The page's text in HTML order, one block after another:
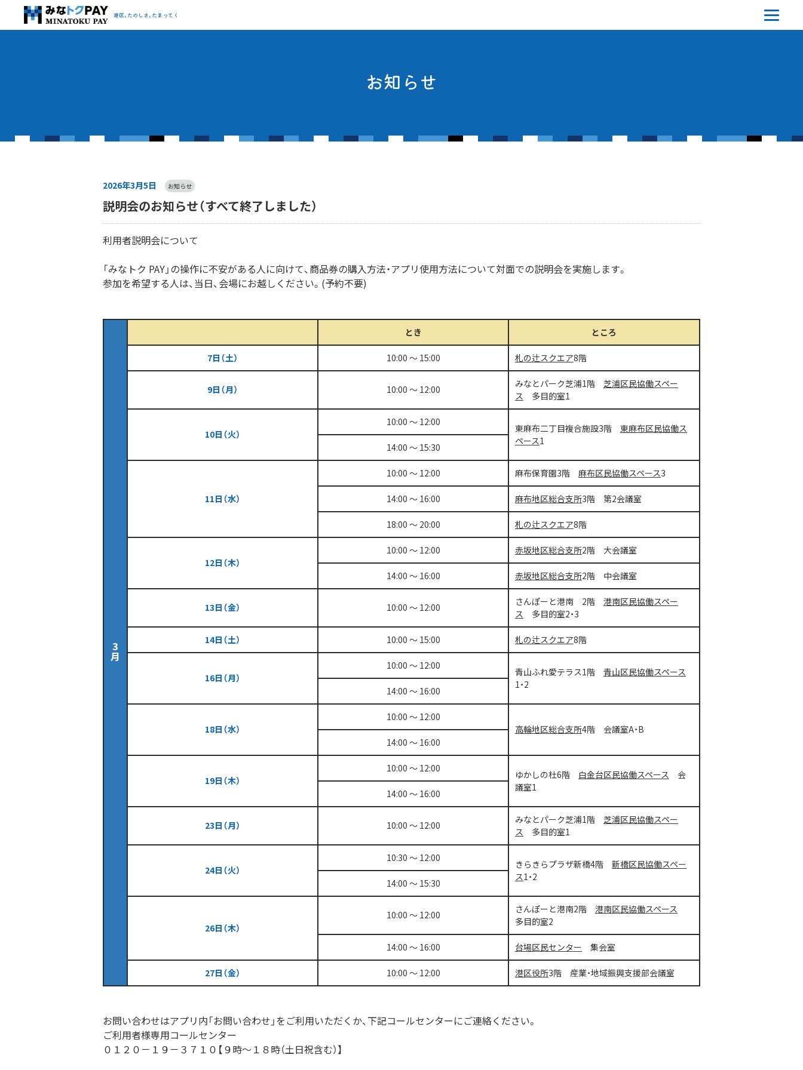
みなトクPAY
港区、たのしさ、たまってく
お知らせ
2026年3月5日 お知らせ
説明会のお知らせ（すべて終了しました）
利用者説明会について
「みなトク PAY」の操作に不安がある人に向けて、商品券の購入方法・アプリ使用方法について対面での説明会を実施します。
参加を希望する人は、当日、会場にお越しください。 (予約不要)
3
月
とき ところ
7日（土） 10:00 ～ 15:00 札の辻スクエア8階
9日（月） 10:00 ～ 12:00 みなとパーク芝浦1階 芝浦区民協働スペー
ス 多目的室1
10日（火）
10:00 ～ 12:00
東麻布二丁目複合施設3階 東麻布区民協働ス
ペース1
14:00 ～ 15:30
11日（水）
10:00 ～ 12:00 麻布保育園3階 麻布区民協働スペース3
14:00 ～ 16:00 麻布地区総合支所3階 第2会議室
18:00 ～ 20:00 札の辻スクエア8階
12日（木）
10:00 ～ 12:00 赤坂地区総合支所2階 大会議室
14:00 ～ 16:00 赤坂地区総合支所2階 中会議室
13日（金） 10:00 ～ 12:00 さんぽーと港南 2階 港南区民協働スペー
ス 多目的室2・3
14日（土） 10:00 ～ 15:00 札の辻スクエア8階
16日（月）
10:00 ～ 12:00
青山ふれ愛テラス1階 青山区民協働スペース
1・2
14:00 ～ 16:00
18日（水）
10:00 ～ 12:00
高輪地区総合支所4階 会議室A・B
14:00 ～ 16:00
19日（木）
10:00 ～ 12:00
ゆかしの杜6階 白金台区民協働スペース 会
議室1
14:00 ～ 16:00
23日（月） 10:00 ～ 12:00 みなとパーク芝浦1階 芝浦区民協働スペー
ス 多目的室1
24日（火）
10:30 ～ 12:00
きらきらプラザ新橋4階 新橋区民協働スペー
ス1・2
14:00 ～ 15:30
26日（木）
10:00 ～ 12:00 さんぽーと港南2階 港南区民協働スペース
多目的室2
14:00 ～ 16:00 台場区民センター 集会室
27日（金） 10:00 ～ 12:00 港区役所3階 産業・地域振興支援部会議室
お問い合わせはアプリ内「お問い合わせ」をご利用いただくか、下記コールセンターにご連絡ください。
ご利用者様専用コールセンター
０１２０－１９－３７１０【９時～１８時（土日祝含む）】